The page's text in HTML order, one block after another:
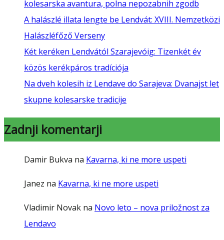
kolesarska avantura, polna nepozabnih zgodb
A halászlé illata lengte be Lendvát: XVIII. Nemzetközi
Halászléfőző Verseny
Két keréken Lendvától Szarajevóig: Tizenkét év
közös kerékpáros tradíciója
Na dveh kolesih iz Lendave do Sarajeva: Dvanajst let
skupne kolesarske tradicije
Zadnji komentarji
Damir Bukva na Kavarna, ki ne more uspeti
Janez na Kavarna, ki ne more uspeti
Vladimir Novak na Novo leto – nova priložnost za
Lendavo